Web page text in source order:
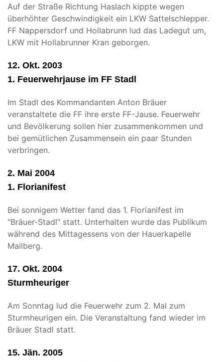
Auf der Straße Richtung Haslach kippte wegen
überhöhter Geschwindigkeit ein LKW Sattelschlepper.
FF Nappersdorf und Hollabrunn lud das Ladegut um,
LKW mit Hollabrunner Kran geborgen.
12. Okt. 2003
1. Feuerwehrjause im FF Stadl
Im Stadl des Kommandanten Anton Bräuer
veranstaltete die FF ihre erste FF-Jause. Feuerwehr
und Bevölkerung sollen hier zusammenkommen und
bei gemütlichen Zusammensein ein paar Stunden
verbringen.
2. Mai 2004
1. Florianifest
Bei sonnigem Wetter fand das 1. Florianifest im
"Bräuer-Stadl" statt. Unterhalten wurde das Publikum
während des Mittagessens von der Hauerkapelle
Mailberg.
17. Okt. 2004
Sturmheuriger
Am Sonntag lud die Feuerwehr zum 2. Mal zum
Sturmheurigen ein. Die Veranstaltung fand wieder im
Bräuer Stadl statt.
15. Jän. 2005